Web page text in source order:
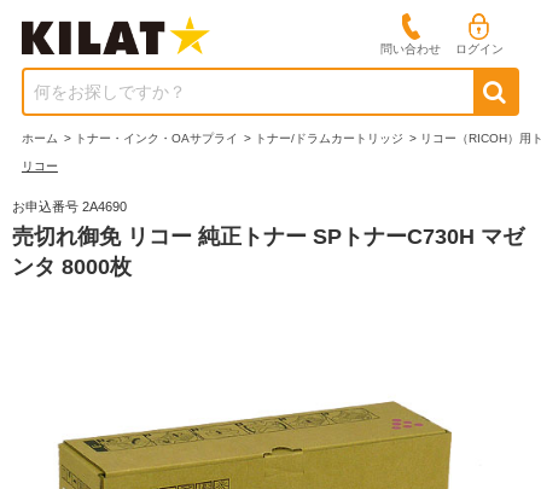
問い合わせ ログイン
何をお探しですか？
ホーム > トナー・インク・OAサプライ > トナー/ドラムカートリッジ > リコー（RICOH）用
リコー
お申込番号 2A4690
売切れ御免 リコー 純正トナー SPトナーC730H マゼ
ンタ 8000枚